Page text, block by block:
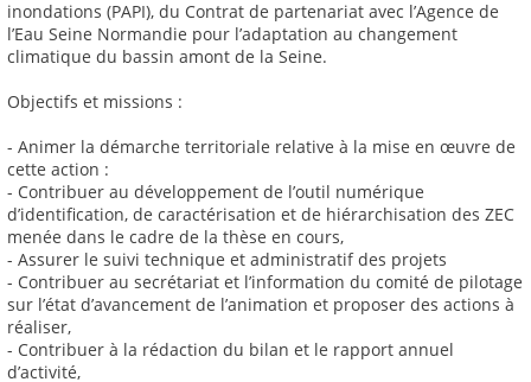
inondations (PAPI), du Contrat de partenariat avec l’Agence de
l’Eau Seine Normandie pour l’adaptation au changement
climatique du bassin amont de la Seine.
Objectifs et missions :
- Animer la démarche territoriale relative à la mise en œuvre de
cette action :
- Contribuer au développement de l’outil numérique
d’identification, de caractérisation et de hiérarchisation des ZEC
menée dans le cadre de la thèse en cours,
- Assurer le suivi technique et administratif des projets
- Contribuer au secrétariat et l’information du comité de pilotage
sur l’état d’avancement de l’animation et proposer des actions à
réaliser,
- Contribuer à la rédaction du bilan et le rapport annuel
d’activité,